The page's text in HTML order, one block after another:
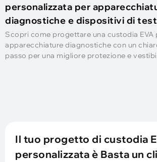
personalizzata per
diagnostiche e dispositivi di test
Scopri come progettare una custodia EVA
apparecchiature diagnostiche con un
passo per una migliore protezione e
Il tuo progetto di custodia
personalizzata è Basta un